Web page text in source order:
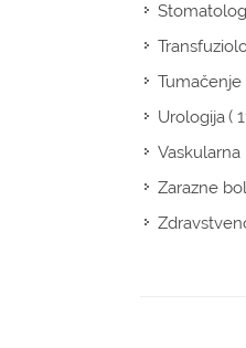
Tumačenje
Urologija(
Vaskularna
Zarazne